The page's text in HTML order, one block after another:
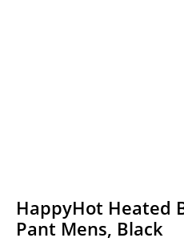
HappyHot Heated
Pant Mens, Black